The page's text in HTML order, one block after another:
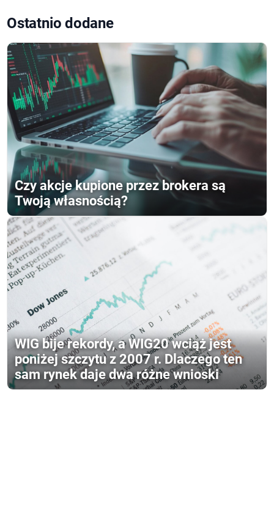
Ostatnio dodane
Czy akcje kupione przez brokera są
Twoją własnością?
WIG bije rekordy, a WIG20 wciąż jest
poniżej szczytu z 2007 r. Dlaczego ten
sam rynek daje dwa różne wnioski